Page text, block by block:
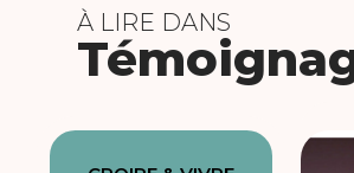
À LIRE DANS